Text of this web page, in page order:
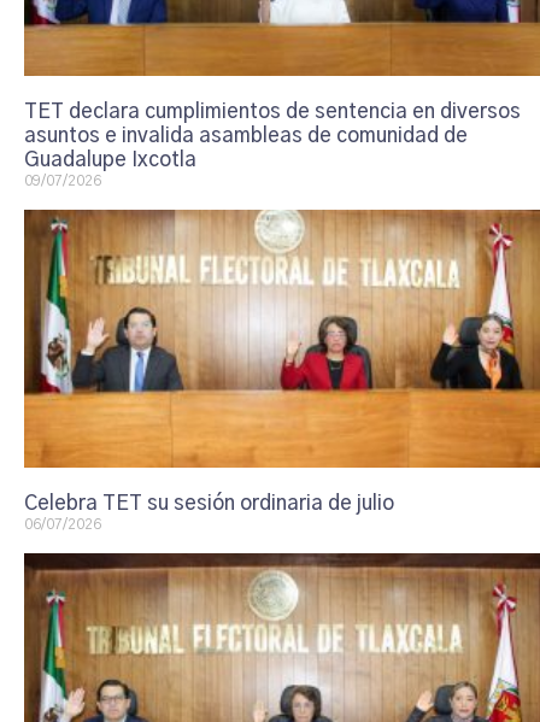
TET declara cumplimientos de sentencia en diversos
asuntos e invalida asambleas de comunidad de
Guadalupe Ixcotla
09/07/2026
Celebra TET su sesión ordinaria de julio
06/07/2026